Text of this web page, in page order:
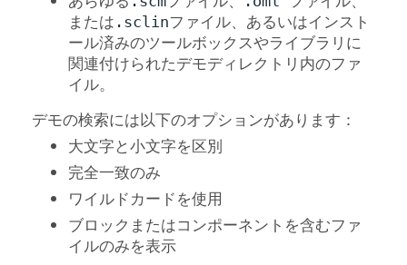
または .sclinファイル、あるいはインスト
ール済みのツールボックスやライブラリに
関連付けられたデモディレクトリ内のファ
イル。
デモの検索には以下のオプションがあります：
大文字と小文字を区別
完全一致のみ
ワイルドカードを使用
ブロックまたはコンポーネントを含むファ
イルのみを表示